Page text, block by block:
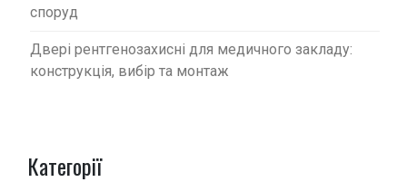
споруд
Двері рентгенозахисні для медичного закладу:
конструкція, вибір та монтаж
Категорії